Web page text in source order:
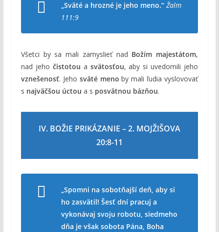
„Sväté a hrozné je jeho meno.“ Žalm
111:9
Všetci by sa mali zamyslieť nad Božím majestátom,
nad jeho čistotou a svätosťou, aby si uvedomili jeho
vznešenosť. Jeho sväté meno by mali ľudia vyslovovať
s najväčšou úctou a s posvätnou bázňou.
IV. BOŽIE PRIKÁZANIE – 2. MOJŽIŠOVA
20:8-11
„Spomni na sobotňajší deň, aby si
ho zasvätil! Šesť dní pracuj a
vykonávaj svoju robotu, siedmeho
dňa je však sobota Pána, Boha